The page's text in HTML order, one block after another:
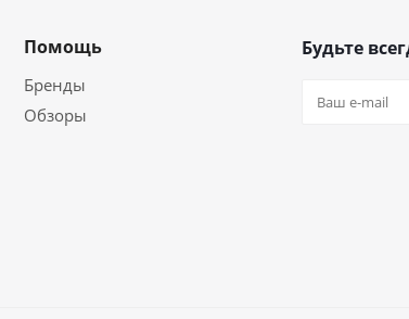
Помощь
Бренды
Обзоры
Будьте